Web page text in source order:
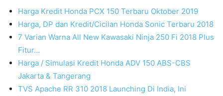
Harga Kredit Honda PCX 150 Terbaru Oktober 2019
Harga, DP dan Kredit/Cicilan Honda Sonic Terbaru 2018
7 Varian Warna All New Kawasaki Ninja 250 Fi 2018 Plus
Fitur…
Harga / Simulasi Kredit Honda ADV 150 ABS-CBS
Jakarta & Tangerang
TVS Apache RR 310 2018 Launching Di India, Ini